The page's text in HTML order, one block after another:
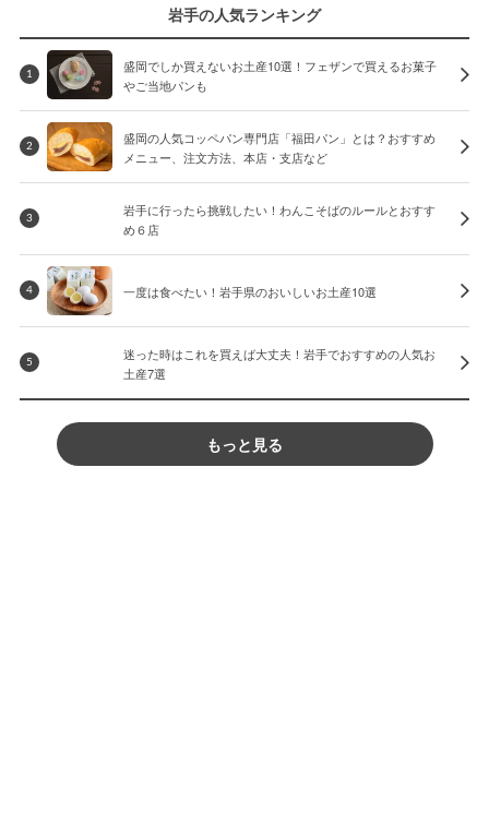
岩手の人気ランキング
1
盛岡でしか買えないお土産10選！フェザンで買えるお菓子
やご当地パンも
2
盛岡の人気コッペパン専門店「福田パン」とは？おすすめ
メニュー、注文方法、本店・支店など
3
岩手に行ったら挑戦したい！わんこそばのルールとおすす
め６店
4 一度は食べたい！岩手県のおいしいお土産10選
5
迷った時はこれを買えば大丈夫！岩手でおすすめの人気お
土産7選
もっと見る